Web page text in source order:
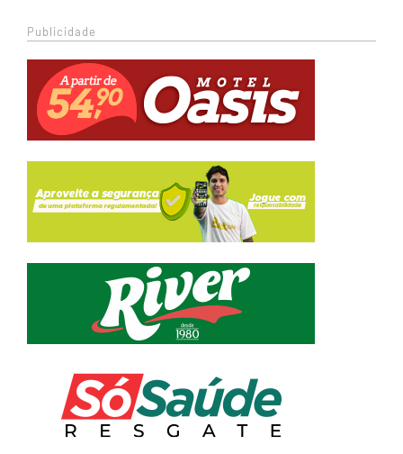
Publicidade